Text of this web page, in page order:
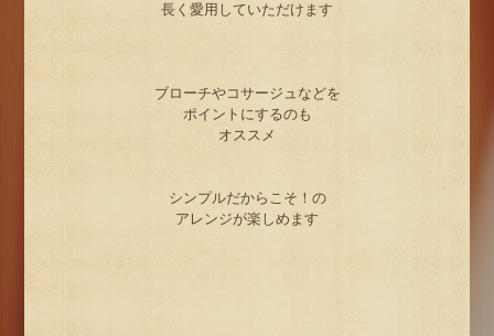
長く愛用していただけます
ブローチやコサージュなどを
ポイントにするのも
オススメ
シンプルだからこそ！の
アレンジが楽しめます